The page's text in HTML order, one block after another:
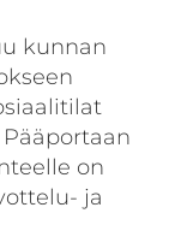
kunnan
on
ja